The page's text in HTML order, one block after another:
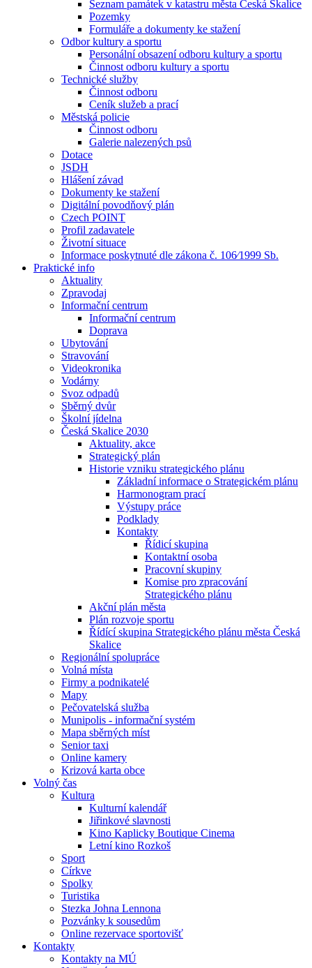
Seznam památek v katastru města Česká Skalice
Pozemky
Formuláře a dokumenty ke stažení
Odbor kultury a sportu
Personální obsazení odboru kultury a sportu
Činnost odboru kultury a sportu
Technické služby
Činnost odboru
Ceník služeb a prací
Městská policie
Činnost odboru
Galerie nalezených psů
Dotace
JSDH
Hlášení závad
Dokumenty ke stažení
Digitální povodňový plán
Czech POINT
Profil zadavatele
Životní situace
Informace poskytnuté dle zákona č. 106⁄1999 Sb.
Praktické info
Aktuality
Zpravodaj
Informační centrum
Informační centrum
Doprava
Ubytování
Stravování
Videokronika
Vodárny
Svoz odpadů
Sběrný dvůr
Školní jídelna
Česká Skalice 2030
Aktuality, akce
Strategický plán
Historie vzniku strategického plánu
Základní informace o Strategickém plánu
Harmonogram prací
Výstupy práce
Podklady
Kontakty
Řídicí skupina
Kontaktní osoba
Pracovní skupiny
Komise pro zpracování
Strategického plánu
Akční plán města
Plán rozvoje sportu
Řídící skupina Strategického plánu města Česká
Skalice
Regionální spolupráce
Volná místa
Firmy a podnikatelé
Mapy
Pečovatelská služba
Munipolis - informační systém
Mapa sběrných míst
Senior taxi
Online kamery
Krizová karta obce
Volný čas
Kultura
Kulturní kalendář
Jiřinkové slavnosti
Kino Kaplicky Boutique Cinema
Letní kino Rozkoš
Sport
Církve
Spolky
Turistika
Stezka Johna Lennona
Pozvánky k sousedům
Online rezervace sportovišť
Kontakty
Kontakty na MÚ